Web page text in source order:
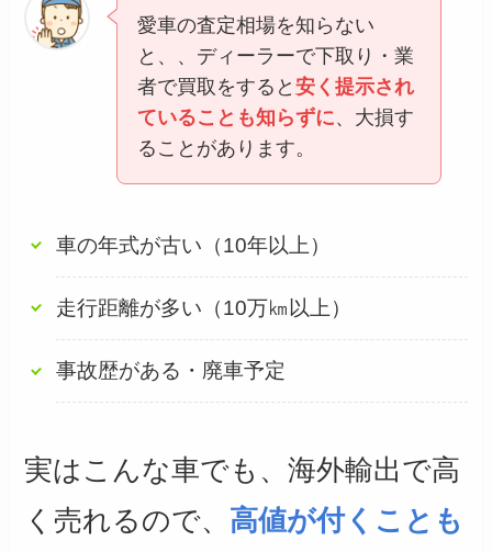
愛車の査定相場を知らない
と、、ディーラーで下取り・業
者で買取をすると安く提示され
ていることも知らずに、大損す
ることがあります。
車の年式が古い（10年以上）
走行距離が多い（10万㎞以上）
事故歴がある・廃車予定
実はこんな車でも、海外輸出で高
く売れるので、 高値が付くことも